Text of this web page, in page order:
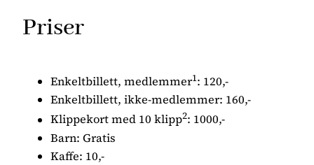
Priser
Enkeltbillett, medlemmer1: 120,-
Enkeltbillett, ikke-medlemmer: 160,-
Klippekort med 10 klipp2: 1000,-
Barn: Gratis
Kaffe: 10,-